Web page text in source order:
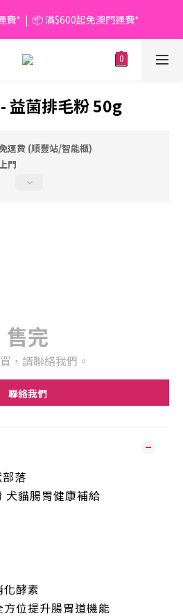
費*  |  📦 滿$600起免澳門運費*
費*  |  📦 滿$600起免澳門運費*
$6 |  任選* 24件 即減 $30 🥫 (按此了
解更多)
費*  |  📦 滿$600起免澳門運費*
益菌排毛粉 50g
運費 (順豐站/智能櫃)
門
售完
，請聯絡我們。
聯絡我們
落
犬貓腸胃健康補給
酵素
位提升腸胃道機能